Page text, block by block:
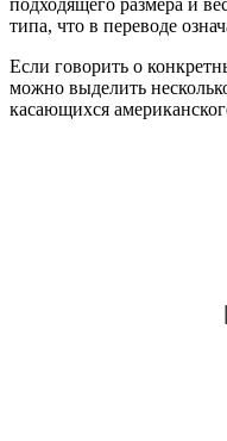
типа, что в переводе
Если говорить о
можно выделить
касающихся